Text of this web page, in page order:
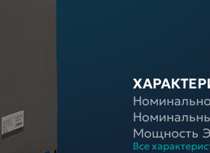
Мощность
Все